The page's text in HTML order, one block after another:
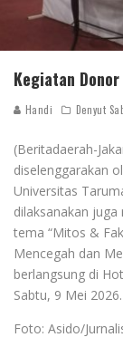
Kegiatan
Handi Denyut
(Beritadaerah-
diselenggarakan
Universitas
dilaksanakan
tema “Mitos &
Mencegah dan
berlangsung di
Sabtu, 9 Mei 2026.
Foto: Asido/